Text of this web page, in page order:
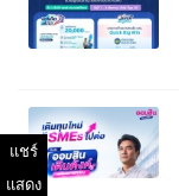
แชร์
แสดง